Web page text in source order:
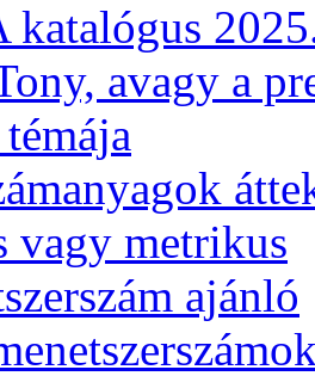
avagy a
vagy metrikus
ajánló